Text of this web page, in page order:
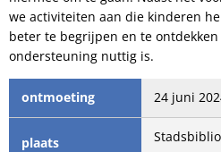
we activiteiten aan die kinderen
beter te begrijpen en te
ondersteuning nuttig is.
ontmoeting 24 juni
plaats